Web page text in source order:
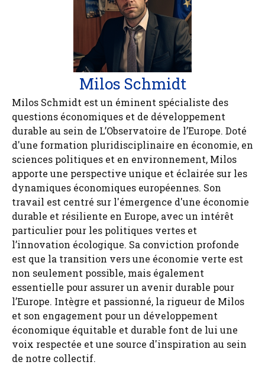
Milos Schmidt
Milos Schmidt est un éminent spécialiste des
questions économiques et de développement
durable au sein de L’Observatoire de l’Europe. Doté
d'une formation pluridisciplinaire en économie, en
sciences politiques et en environnement, Milos
apporte une perspective unique et éclairée sur les
dynamiques économiques européennes. Son
travail est centré sur l'émergence d'une économie
durable et résiliente en Europe, avec un intérêt
particulier pour les politiques vertes et
l’innovation écologique. Sa conviction profonde
est que la transition vers une économie verte est
non seulement possible, mais également
essentielle pour assurer un avenir durable pour
l’Europe. Intègre et passionné, la rigueur de Milos
et son engagement pour un développement
économique équitable et durable font de lui une
voix respectée et une source d'inspiration au sein
de notre collectif.